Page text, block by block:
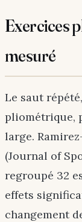
Exercices
mesuré
Le saut
pliométrique,
large.
(Journal of
regroupé 32
effets
changement